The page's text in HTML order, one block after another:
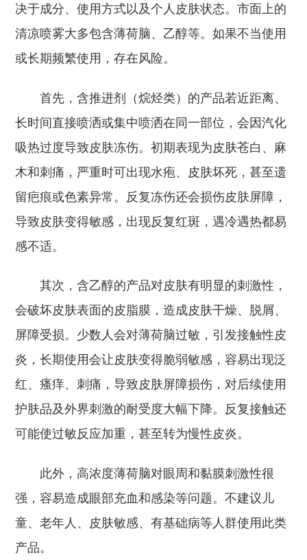
决于成分、使用方式以及个人皮肤状态。市面上的
清凉喷雾大多包含薄荷脑、乙醇等。如果不当使用
或长期频繁使用，存在风险。
首先，含推进剂（烷烃类）的产品若近距离、
长时间直接喷洒或集中喷洒在同一部位，会因汽化
吸热过度导致皮肤冻伤。初期表现为皮肤苍白、麻
木和刺痛，严重时可出现水疱、皮肤坏死，甚至遗
留疤痕或色素异常。反复冻伤还会损伤皮肤屏障，
导致皮肤变得敏感，出现反复红斑，遇冷遇热都易
感不适。
其次，含乙醇的产品对皮肤有明显的刺激性，
会破坏皮肤表面的皮脂膜，造成皮肤干燥、脱屑、
屏障受损。 少数人会对薄荷脑过敏，引发接触性皮
炎，长期使用会让皮肤变得脆弱敏感，容易出现泛
红、瘙痒、刺痛，导致皮肤屏障损伤，对后续使用
护肤品及外界刺激的耐受度大幅下降。反复接触还
可能使过敏反应加重，甚至转为慢性皮炎。
此外，高浓度薄荷脑对眼周和黏膜刺激性很
强，容易造成眼部充血和感染等问题。不建议儿
童、老年人、皮肤敏感、有基础病等人群使用此类
产品。